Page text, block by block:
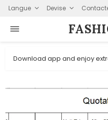
Langue Devise
Download app and enjoy